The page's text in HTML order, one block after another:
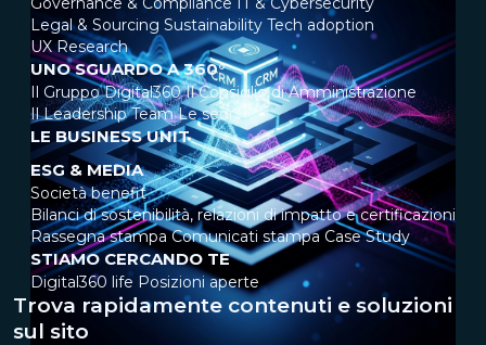
Legal & Sourcing Sustainability Tech adoption
UX Research
UNO SGUARDO A 360°
Il Gruppo Digital360 Il Consiglio di Amministrazione
Il Leadership Team Le sedi
LE BUSINESS UNIT
ESG & MEDIA
Società benefit
Bilanci di sostenibilità, relazioni di impatto e certificazioni
Rassegna stampa Comunicati stampa Case Study
STIAMO CERCANDO TE
Digital360 life Posizioni aperte
Trova rapidamente contenuti e soluzioni
sul sito